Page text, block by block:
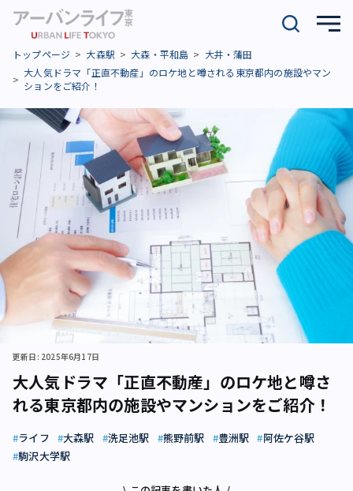
トップページ 大森駅 大森・平和島
大井・蒲田
大人気ドラマ「正直不動産」のロケ地と噂される東京都内の施設やマン
ションをご紹介！
大人気ドラマ「正直不動産」のロケ地と噂さ
れる東京都内の施設やマンションをご紹介！
更新日: 2025年6月17日
ライフ 大森駅 洗足池駅 熊野前駅 豊洲駅
阿佐ケ谷駅
駒沢大学駅